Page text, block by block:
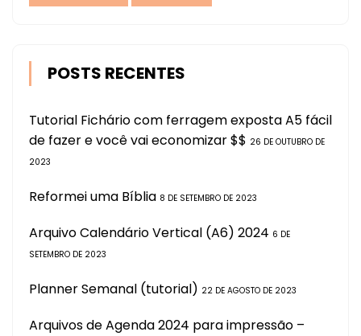
POSTS RECENTES
Tutorial Fichário com ferragem exposta A5 fácil
de fazer e você vai economizar $$ 26 DE OUTUBRO DE
2023
Reformei uma Bíblia 8 DE SETEMBRO DE 2023
Arquivo Calendário Vertical (A6) 2024 6 DE
SETEMBRO DE 2023
Planner Semanal (tutorial) 22 DE AGOSTO DE 2023
Arquivos de Agenda 2024 para impressão –